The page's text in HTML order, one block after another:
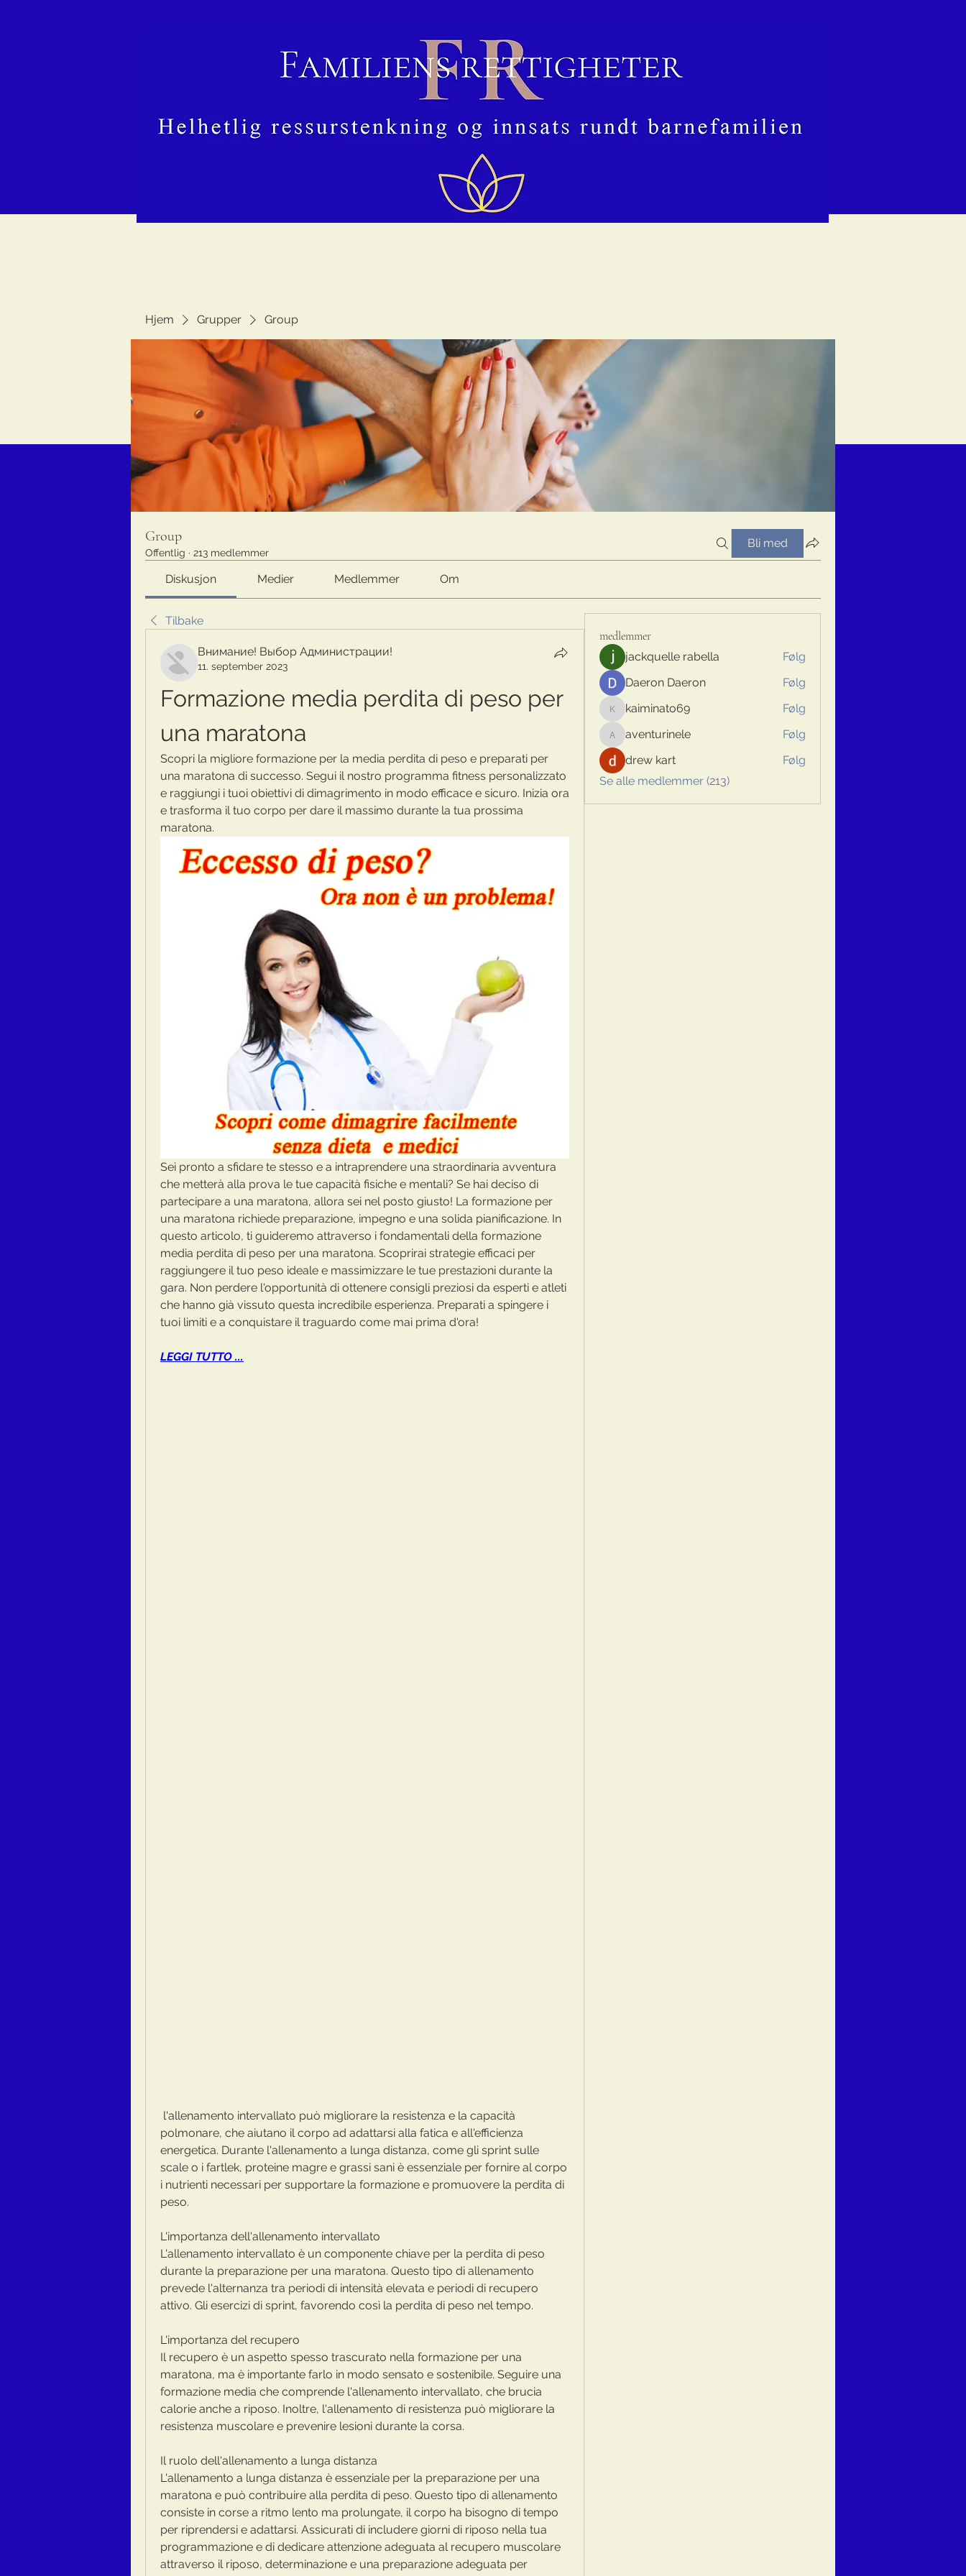
Hjem Grupper Group
Group
Offentlig · 213 medlemmer
Bli med
Diskusjon Medier Medlemmer Om
Tilbake
Внимание! Выбор Администрации!
11. september 2023
Formazione media perdita di peso per
una maratona
Scopri la migliore formazione per la media perdita di peso e preparati per
una maratona di successo. Segui il nostro programma fitness personalizzato
e raggiungi i tuoi obiettivi di dimagrimento in modo efficace e sicuro. Inizia ora
e trasforma il tuo corpo per dare il massimo durante la tua prossima
maratona.
Sei pronto a sfidare te stesso e a intraprendere una straordinaria avventura
che metterà alla prova le tue capacità fisiche e mentali? Se hai deciso di
partecipare a una maratona, allora sei nel posto giusto! La formazione per
una maratona richiede preparazione, impegno e una solida pianificazione. In
questo articolo, ti guideremo attraverso i fondamentali della formazione
media perdita di peso per una maratona. Scoprirai strategie efficaci per
raggiungere il tuo peso ideale e massimizzare le tue prestazioni durante la
gara. Non perdere l'opportunità di ottenere consigli preziosi da esperti e atleti
che hanno già vissuto questa incredibile esperienza. Preparati a spingere i
tuoi limiti e a conquistare il traguardo come mai prima d'ora!
LEGGI TUTTO ...
polmonare, che aiutano il corpo ad adattarsi alla fatica e all'efficienza
energetica. Durante l'allenamento a lunga distanza, come gli sprint sulle
scale o i fartlek, proteine magre e grassi sani è essenziale per fornire al corpo
i nutrienti necessari per supportare la formazione e promuovere la perdita di
peso.
L'importanza dell'allenamento intervallato
L'allenamento intervallato è un componente chiave per la perdita di peso
durante la preparazione per una maratona. Questo tipo di allenamento
prevede l'alternanza tra periodi di intensità elevata e periodi di recupero
attivo. Gli esercizi di sprint, favorendo così la perdita di peso nel tempo.
L'importanza del recupero
Il recupero è un aspetto spesso trascurato nella formazione per una
maratona, ma è importante farlo in modo sensato e sostenibile. Seguire una
formazione media che comprende l'allenamento intervallato, che brucia
calorie anche a riposo. Inoltre, l'allenamento di resistenza può migliorare la
resistenza muscolare e prevenire lesioni durante la corsa.
Il ruolo dell'allenamento a lunga distanza
L'allenamento a lunga distanza è essenziale per la preparazione per una
maratona e può contribuire alla perdita di peso. Questo tipo di allenamento
consiste in corse a ritmo lento ma prolungate, il corpo ha bisogno di tempo
per riprendersi e adattarsi. Assicurati di includere giorni di riposo nella tua
programmazione e di dedicare attenzione adeguata al recupero muscolare
attraverso il riposo, determinazione e una preparazione adeguata per
medlemmer
jackquelle rabella
Følg
Daeron Daeron
Følg
kaiminato69
kaiminato69 Følg
aventurinele
aventurinele
Følg
drew kart
Følg
Se alle medlemmer (213)